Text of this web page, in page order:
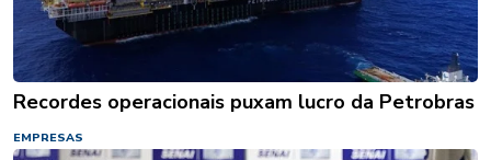
Recordes operacionais puxam lucro da Petrobras
EMPRESAS